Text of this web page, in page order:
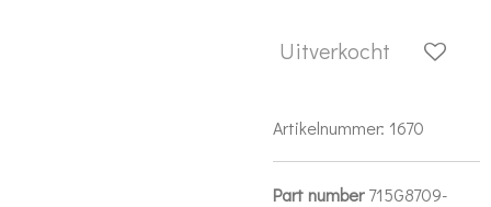
Uitverkocht
Artikelnummer: 1670
Part number715G8709-